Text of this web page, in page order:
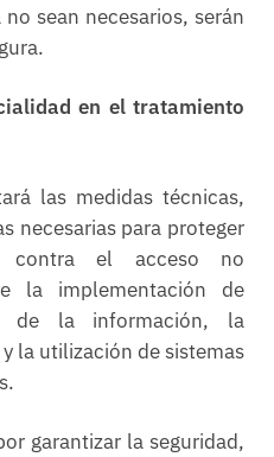
sean necesarios, serán
en el tratamiento
las medidas técnicas,
necesarias para proteger
contra el acceso no
la implementación de
de la información, la
la utilización de sistemas
garantizar la seguridad,